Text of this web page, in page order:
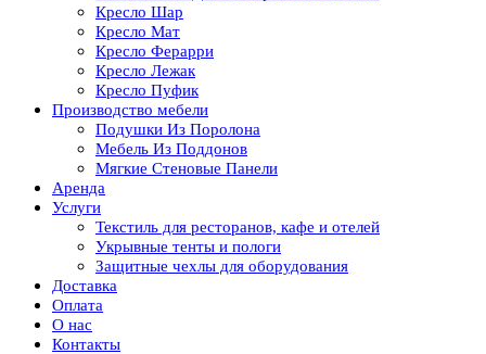
Кресло Шар
Кресло Мат
Кресло Ферарри
Кресло Лежак
Кресло Пуфик
Производство мебели
Подушки Из Поролона
Мебель Из Поддонов
Мягкие Стеновые Панели
Аренда
Услуги
Текстиль для ресторанов, кафе и отелей
Укрывные тенты и пологи
Защитные чехлы для оборудования
Доставка
Оплата
О нас
Контакты